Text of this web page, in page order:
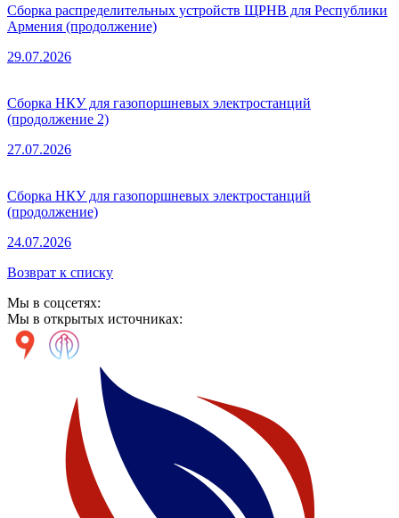
Сборка распределительных устройств ЩРНВ для Республики
Армения (продолжение)
29.07.2026
Сборка НКУ для газопоршневых электростанций
(продолжение 2)
27.07.2026
Сборка НКУ для газопоршневых электростанций
(продолжение)
24.07.2026
Возврат к списку
Мы в соцсетях:
Мы в открытых источниках: